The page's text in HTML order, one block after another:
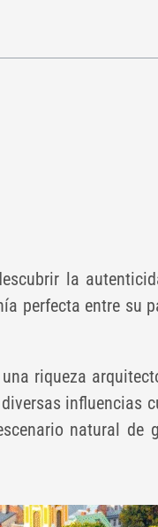
la
perfecta entre su
riqueza
influencias
natural de